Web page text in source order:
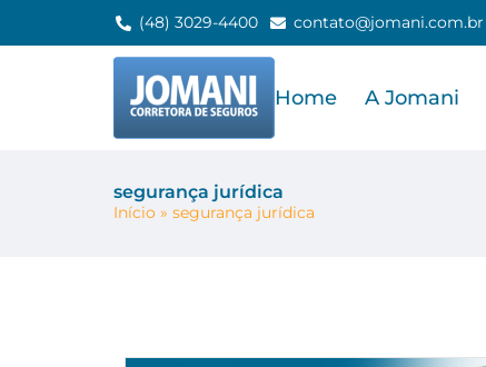
(48) 3029-4400 contato@jomani.com.br
Home A Jomani
segurança jurídica
Início » segurança jurídica